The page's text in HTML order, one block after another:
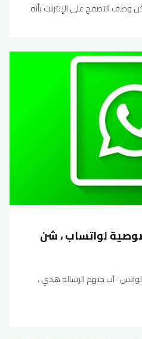
وصف التصفح على الإنترنت بأنه
لواتساب ، شن
-آب جتهم الرسالة هذي ،